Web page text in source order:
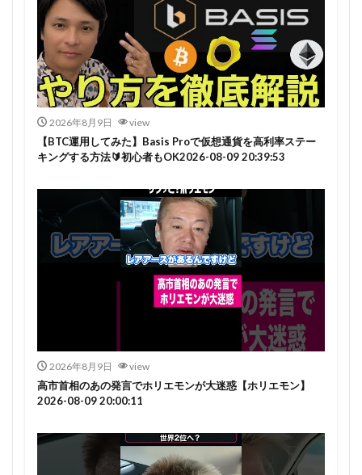
2026年8月9日 view
【BTC運用してみた】Basis Proで仮想通貨を高利率ステー
キングする方法🔰初心者もOK2026-08-09 20:39:53
2026年8月9日 view
高市首相のあの発言でホリエモンが大迷惑【ホリエモン】
2026-08-09 20:00:11